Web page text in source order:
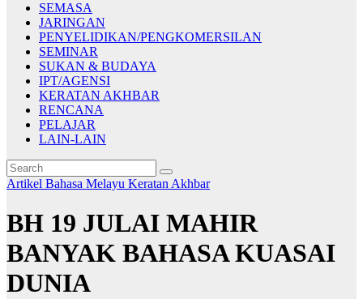
SEMASA
JARINGAN
PENYELIDIKAN/PENGKOMERSILAN
SEMINAR
SUKAN & BUDAYA
IPT/AGENSI
KERATAN AKHBAR
RENCANA
PELAJAR
LAIN-LAIN
Artikel Bahasa Melayu Keratan Akhbar
BH 19 JULAI MAHIR
BANYAK BAHASA KUASAI
DUNIA